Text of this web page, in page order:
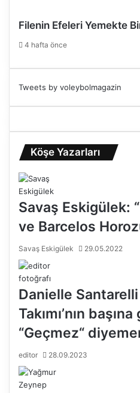
Filenin Efeleri Yemekte
4 hafta önce
Tweets by voleybolmagazin
Köşe Yazarları
Savaş Eskigülek:
ve Barcelos
Savaş Eskigülek 29.05.2022
Danielle
Takımı’nın
“Geçmez“
editor 28.09.2023